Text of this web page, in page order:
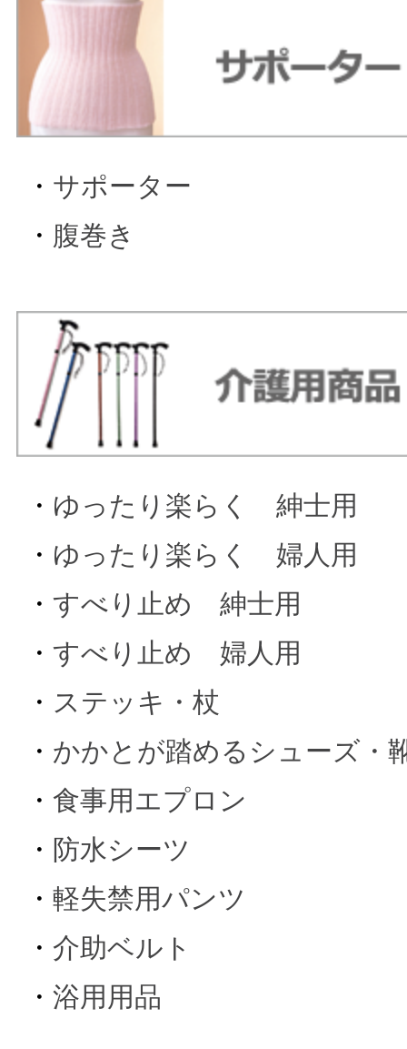
・ サポーター
・ 腹巻き
・ ゆったり楽らく 紳士用
・ ゆったり楽らく 婦人用
・ すべり止め 紳士用
・ すべり止め 婦人用
・ ステッキ・杖
・ かかとが踏めるシューズ・
・ 食事用エプロン
・ 防水シーツ
・ 軽失禁用パンツ
・ 介助ベルト
・ 浴用用品